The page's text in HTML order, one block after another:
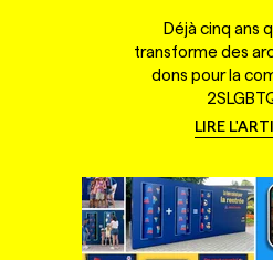
Déjà cinq ans
transforme des
dons pour la
LIRE